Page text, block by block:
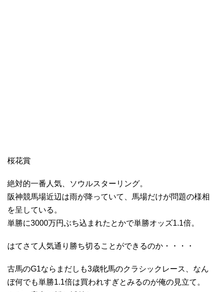
桜花賞
絶対的一番人気、ソウルスターリング。
阪神競馬場近辺は雨が降っていて、馬場だけが問題の様相
を呈している。
単勝に3000万円ぶち込まれたとかで単勝オッズ1.1倍。
はてさて人気通り勝ち切ることができるのか・・・・
古馬のG1ならまだしも3歳牝馬のクラシックレース、なん
ぼ何でも単勝1.1倍は買われすぎとみるのが俺の見立て。